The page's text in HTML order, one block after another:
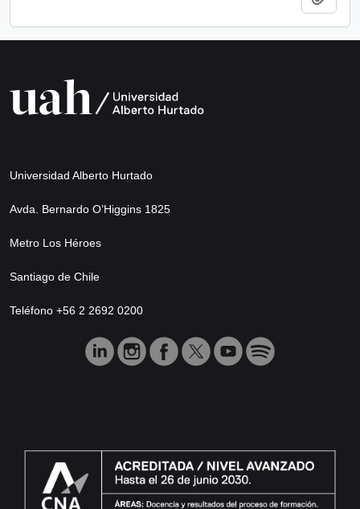
Universidad Alberto Hurtado
Avda. Bernardo O’Higgins 1825
Metro Los Héroes
Santiago de Chile
Teléfono +56 2 2692 0200